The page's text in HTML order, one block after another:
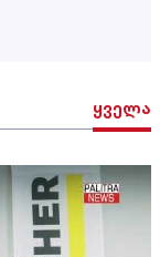
ყველა